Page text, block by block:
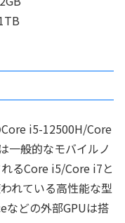
i5-12500H/Core
一般的なモバイルノ
るCore i5/Core i7と
れている高性能な型
などの外部GPUは搭